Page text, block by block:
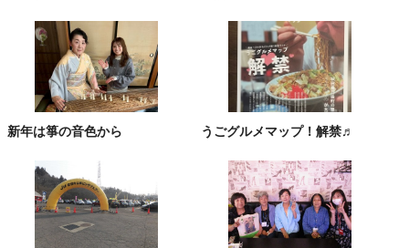
新年は箏の音色から うごグルメマップ！解禁♬